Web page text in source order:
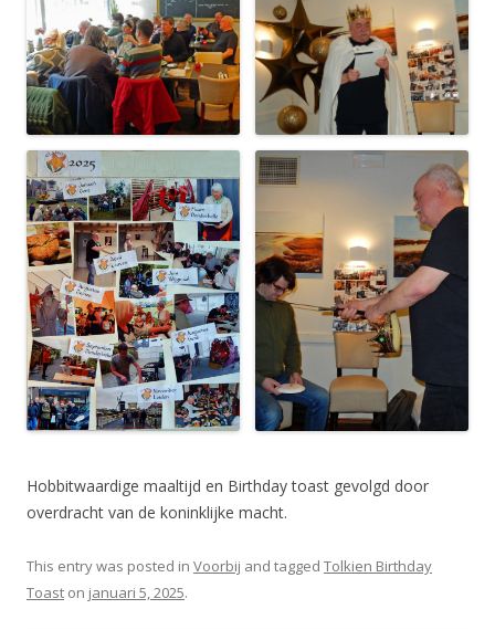
Hobbitwaardige maaltijd en Birthday toast gevolgd door
overdracht van de koninklijke macht.
This entry was posted in Voorbij and tagged Tolkien Birthday
Toast on januari 5, 2025.